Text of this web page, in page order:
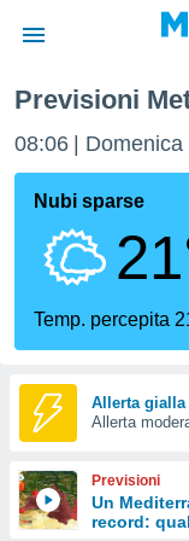
di
per
le
di
Web
le
Previsioni
08:06 Domenica
Nubi sparse
Temp. percepita
Allerta gialla
Allerta
Previsioni
Un
record: